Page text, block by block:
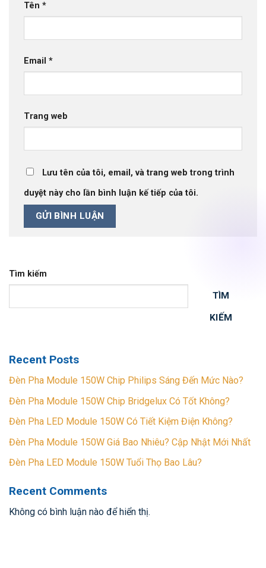
Tên *
Email *
Trang web
Lưu tên của tôi, email, và trang web trong trình
duyệt này cho lần bình luận kế tiếp của tôi.
Tìm kiếm
TÌM
KIẾM
Recent Posts
Đèn Pha Module 150W Chip Philips Sáng Đến Mức Nào?
Đèn Pha Module 150W Chip Bridgelux Có Tốt Không?
Đèn Pha LED Module 150W Có Tiết Kiệm Điện Không?
Đèn Pha Module 150W Giá Bao Nhiêu? Cập Nhật Mới Nhất
Đèn Pha LED Module 150W Tuổi Thọ Bao Lâu?
Recent Comments
Không có bình luận nào để hiển thị.